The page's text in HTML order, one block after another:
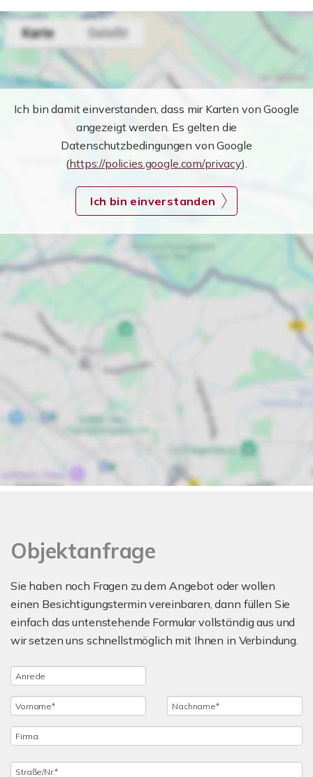
Ich bin damit einverstanden, dass mir Karten von Google
angezeigt werden. Es gelten die
Datenschutzbedingungen von Google
(https://policies.google.com/privacy).
Ich bin einverstanden
Objektanfrage
Sie haben noch Fragen zu dem Angebot oder wollen
einen Besichtigungstermin vereinbaren, dann füllen Sie
einfach das untenstehende Formular vollständig aus und
wir setzen uns schnellstmöglich mit Ihnen in Verbindung.